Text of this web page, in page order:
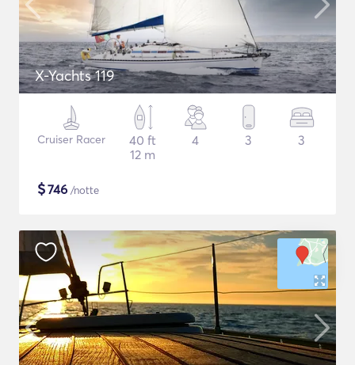
X-Yachts 119
Cruiser Racer
40 ft
12 m
4 3 3
$746 /notte